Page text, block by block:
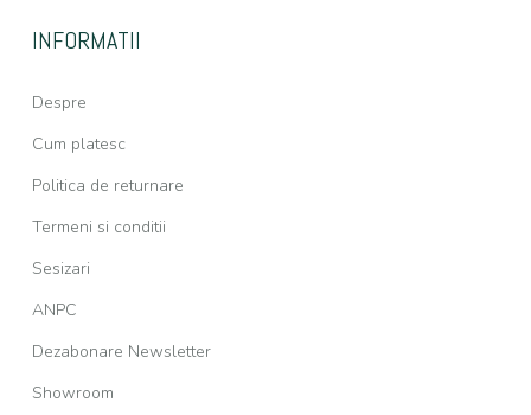
INFORMATII
Despre
Cum platesc
Politica de returnare
Termeni si conditii
Sesizari
ANPC
Dezabonare Newsletter
Showroom